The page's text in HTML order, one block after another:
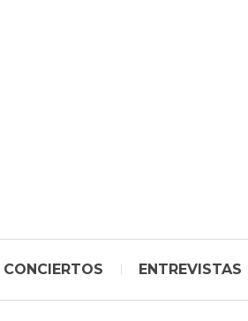
CONCIERTOS ENTREVISTAS